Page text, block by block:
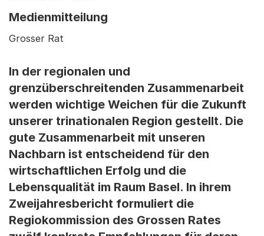
Medienmitteilung
Grosser Rat
In der regionalen und
grenzüberschreitenden Zusammenarbeit
werden wichtige Weichen für die Zukunft
unserer trinationalen Region gestellt. Die
gute Zusammenarbeit mit unseren
Nachbarn ist entscheidend für den
wirtschaftlichen Erfolg und die
Lebensqualität im Raum Basel. In ihrem
Zweijahresbericht formuliert die
Regiokommission des Grossen Rates